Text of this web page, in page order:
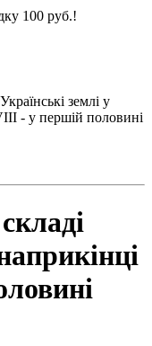
100 руб.!
землі у
- у першій половині